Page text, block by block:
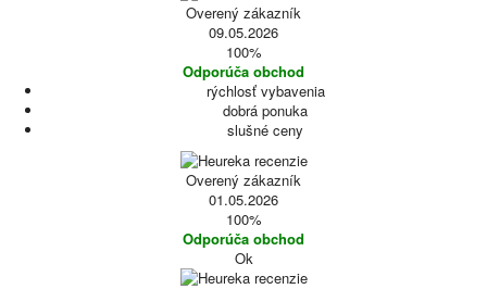
Overený zákazník
09.05.2026
100%
Odporúča obchod
rýchlosť vybavenia
dobrá ponuka
slušné ceny
Overený zákazník
01.05.2026
100%
Odporúča obchod
Ok